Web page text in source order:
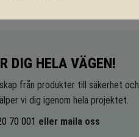
DIG HELA VÄGEN!
från produkter till säkerhet och
vi dig igenom hela projektet.
70 001 eller maila oss